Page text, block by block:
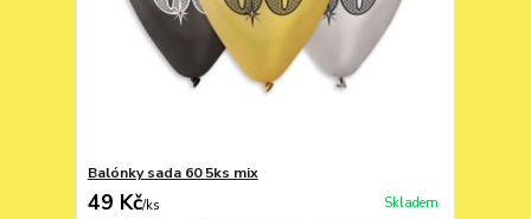
Balónky sada 60 5ks mix
49 Kč/ks Skladem